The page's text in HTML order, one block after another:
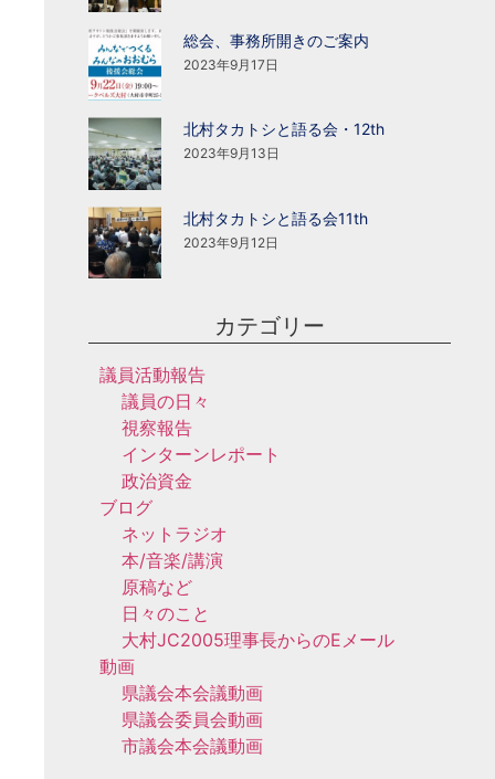
総会、事務所開きのご案内
2023年9月17日
北村タカトシと語る会・12th
2023年9月13日
北村タカトシと語る会11th
2023年9月12日
カテゴリー
議員活動報告
議員の日々
視察報告
インターンレポート
政治資金
ブログ
ネットラジオ
本/音楽/講演
原稿など
日々のこと
大村JC2005理事長からのEメール
動画
県議会本会議動画
県議会委員会動画
市議会本会議動画